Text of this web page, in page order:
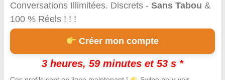
Conversations Illimitées. Discrets - Sans Tabou &
100 % Réels ! ! !
Créer mon compte
3 heures, 59 minutes et 53 s *